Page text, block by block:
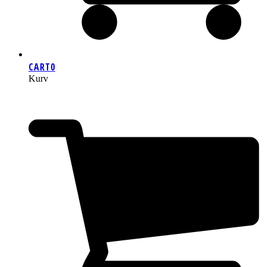
CART0
Kurv